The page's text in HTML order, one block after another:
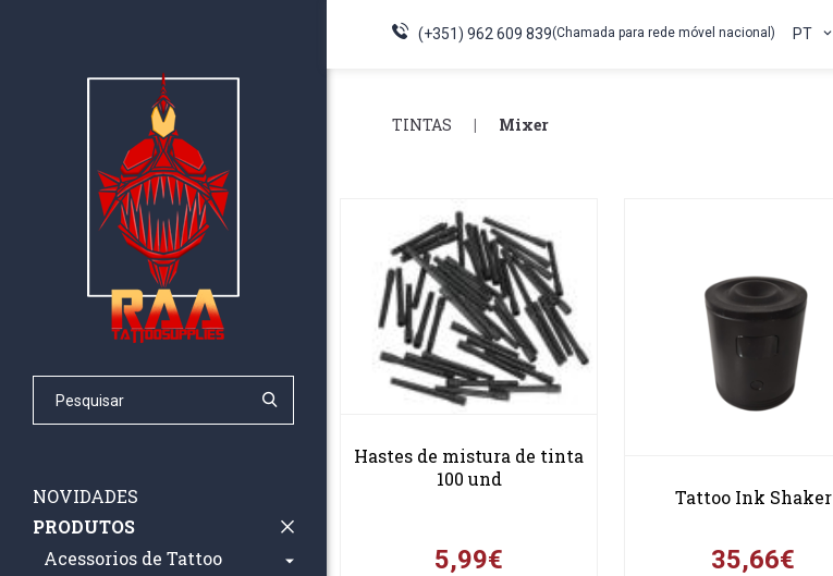
NOVIDADES
PRODUTOS
Acessorios de Tattoo
(+351) 962 609 839(Chamada para rede móvel nacional) PT
TINTAS Mixer
Hastes de mistura de tinta
100 und
5,99€
Tattoo Ink Shaker
35,66€